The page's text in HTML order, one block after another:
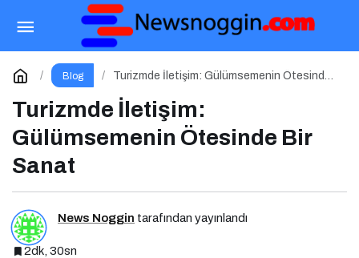
Blog
Turizmde İletişim: Gülümsemenin Ötesinde
Turizmde İletişim:
Gülümsemenin Ötesinde Bir
Sanat
News Noggin tarafından yayınlandı
2dk, 30sn
Güzel Antalya Yenilenen Arayüzü ve Formatıyla
Yayında
Yorum Yap